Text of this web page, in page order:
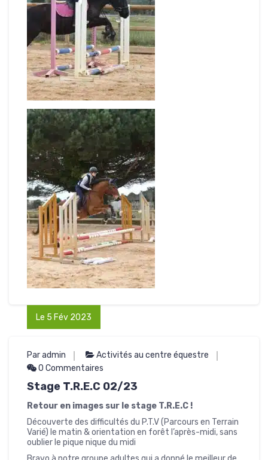
Le 5 Fév 2023
Par admin
Activités au centre équestre
0 Commentaires
Stage T.R.E.C 02/23
Retour en images sur le stage T.R.E.C !
Découverte des difficultés du P.T.V (Parcours en Terrain
Varié) le matin & orientation en forêt l’après-midi, sans
oublier le pique nique du midi